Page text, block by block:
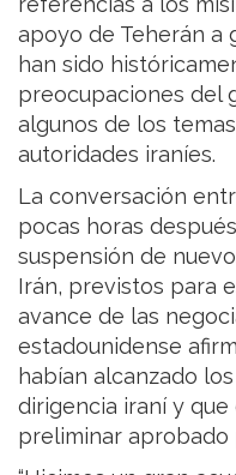
apoyo de Teherán a
han sido
preocupaciones del
algunos de los
autoridades iraníes.
La conversación
pocas horas
suspensión de
Irán, previstos para
avance de las
estadounidense
habían alcanzado
dirigencia iraní y
preliminar aprobado